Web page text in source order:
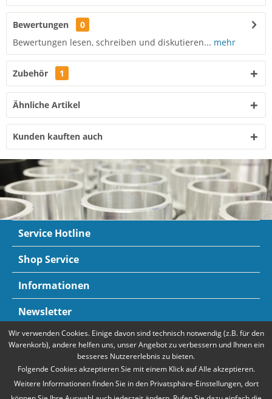
Bewertungen
0
Bewertungen lesen, schreiben und diskutieren... mehr
Zubehör 1
Ähnliche Artikel
Kunden kauften auch
Service Hotline
Shop Service
Informationen
Newsletter
Zahlungsarten Mehr Informationen
Wir verwenden Cookies. Einige davon sind technisch notwendig (z.B. für den
Warenkorb), andere helfen uns, unser Angebot zu verbessern und Ihnen ein
besseres Nutzererlebnis zu bieten.
Folgende Cookies akzeptieren Sie mit einem Klick auf Alle akzeptieren.
Weitere Informationen finden Sie in den Privatsphäre-Einstellungen, dort